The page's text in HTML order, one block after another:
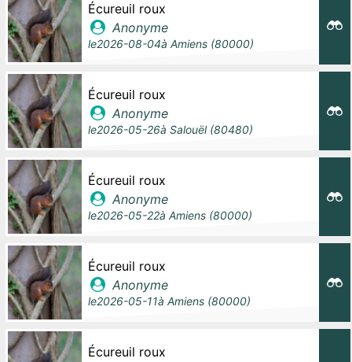
Écureuil roux
Anonyme
le2026-08-04à Amiens (80000)
Écureuil roux
Anonyme
le2026-05-26à Salouël (80480)
Écureuil roux
Anonyme
le2026-05-22à Amiens (80000)
Écureuil roux
Anonyme
le2026-05-11à Amiens (80000)
Écureuil roux